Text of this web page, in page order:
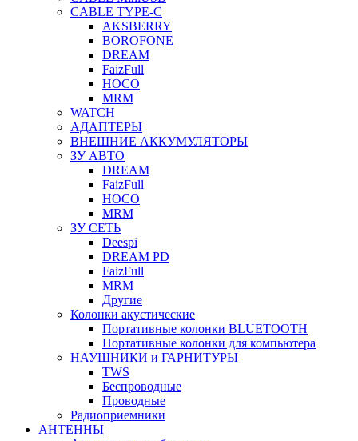
CABLE TYPE-C
AKSBERRY
BOROFONE
DREAM
FaizFull
HOCO
MRM
WATCH
АДАПТЕРЫ
ВНЕШНИЕ АККУМУЛЯТОРЫ
ЗУ АВТО
DREAM
FaizFull
HOCO
MRM
ЗУ СЕТЬ
Deespi
DREAM PD
FaizFull
MRM
Другие
Колонки акустические
Портативные колонки BLUETOOTH
Портативные колонки для компьютера
НАУШНИКИ и ГАРНИТУРЫ
TWS
Беспроводные
Проводные
Радиоприемники
АНТЕННЫ